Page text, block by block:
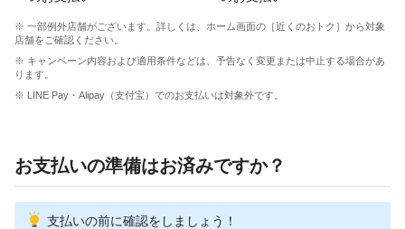
※ 一部例外店舗がございます。詳しくは、ホーム画面の［近くのおトク］から対象
店舗をご確認ください。
※ キャンペーン内容および適用条件などは、予告なく変更または中止する場合があ
ります。
※ LINE Pay・Alipay（支付宝）でのお支払いは対象外です。
お支払いの準備はお済みですか？
支払いの前に確認をしましょう！